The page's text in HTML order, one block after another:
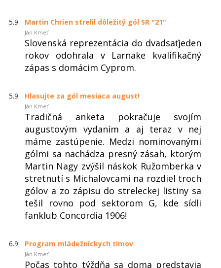
5.9. Martin Chrien strelil dôležitý gól SR "21"
Ján Kmeť
Slovenská reprezentácia do dvadsaťjeden
rokov odohrala v Larnake kvalifikačný
zápas s domácim Cyprom.
5.9. Hlasujte za gól mesiaca august!
Ján Kmeť
Tradičná anketa pokračuje svojím
augustovým vydaním a aj teraz v nej
máme zastúpenie. Medzi nominovanými
gólmi sa nachádza presný zásah, ktorým
Martin Nagy zvýšil náskok Ružomberka v
stretnutí s Michalovcami na rozdiel troch
gólov a zo zápisu do streleckej listiny sa
tešil rovno pod sektorom G, kde sídli
fanklub Concordia 1906!
6.9. Program mládežníckych tímov
Ján Kmeť
Počas tohto týždňa sa doma predstavia